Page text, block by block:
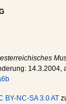
14.3.2004,
BY-NC-SA 3.0 AT